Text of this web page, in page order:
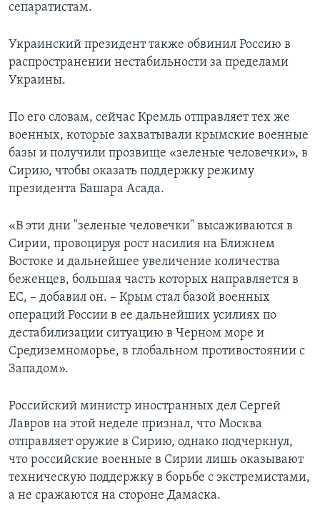
сепаратистам.
Украинский президент также обвинил Россию в
распространении нестабильности за пределами
Украины.
По его словам, сейчас Кремль отправляет тех же
военных, которые захватывали крымские военные
базы и получили прозвище «зеленые человечки», в
Сирию, чтобы оказать поддержку режиму
президента Башара Асада.
«В эти дни "зеленые человечки" высаживаются в
Сирии, провоцируя рост насилия на Ближнем
Востоке и дальнейшее увеличение количества
беженцев, большая часть которых направляется в
ЕС, – добавил он. – Крым стал базой военных
операций России в ее дальнейших усилиях по
дестабилизации ситуацию в Черном море и
Средиземноморье, в глобальном противостоянии с
Западом».
Российский министр иностранных дел Сергей
Лавров на этой неделе признал, что Москва
отправляет оружие в Сирию, однако подчеркнул,
что российские военные в Сирии лишь оказывают
техническую поддержку в борьбе с экстремистами,
а не сражаются на стороне Дамаска.